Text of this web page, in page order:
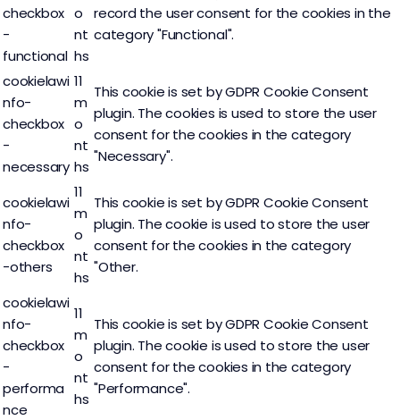
checkbox
-
functional
o
nt
hs
record the user consent for the cookies in the
category "Functional".
cookielawi
nfo-
checkbox
-
necessary
11
m
o
nt
hs
This cookie is set by GDPR Cookie Consent
plugin. The cookies is used to store the user
consent for the cookies in the category
"Necessary".
cookielawi
nfo-
checkbox
-others
11
m
o
nt
hs
This cookie is set by GDPR Cookie Consent
plugin. The cookie is used to store the user
consent for the cookies in the category
"Other.
cookielawi
nfo-
checkbox
-
performa
nce
11
m
o
nt
hs
This cookie is set by GDPR Cookie Consent
plugin. The cookie is used to store the user
consent for the cookies in the category
"Performance".